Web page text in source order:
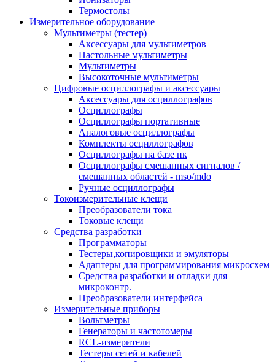
Термостолы
Измерительное оборудование
Мультиметры (тестер)
Аксессуары для мультиметров
Настольные мультиметры
Мультиметры
Высокоточные мультиметры
Цифровые осциллографы и аксессуары
Аксессуары для осциллографов
Осциллографы
Осциллографы портативные
Аналоговые осциллографы
Комплекты осциллографов
Осциллографы на базе пк
Осциллографы смешанных сигналов /
смешанных областей - mso/mdo
Ручные осциллографы
Токоизмерительные клещи
Преобразователи тока
Токовые клещи
Средства разработки
Программаторы
Тестеры,копировщики и эмуляторы
Адаптеры для программирования микросхем
Cредства разработки и отладки для
микроконтр.
Преобразователи интерфейса
Измерительные приборы
Вольтметры
Генераторы и частотомеры
RCL-измерители
Тестеры сетей и кабелей